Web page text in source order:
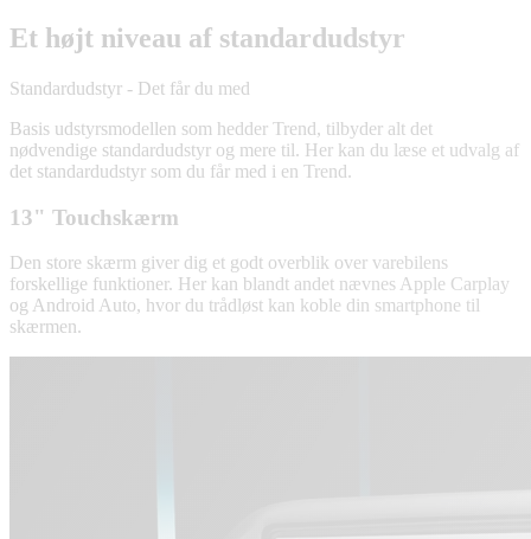
Et højt niveau af standardudstyr
Standardudstyr - Det får du med
Basis udstyrsmodellen som hedder Trend, tilbyder alt det
nødvendige standardudstyr og mere til. Her kan du læse et udvalg af
det standardudstyr som du får med i en Trend.
13" Touchskærm
Den store skærm giver dig et godt overblik over varebilens
forskellige funktioner. Her kan blandt andet nævnes Apple Carplay
og Android Auto, hvor du trådløst kan koble din smartphone til
skærmen.